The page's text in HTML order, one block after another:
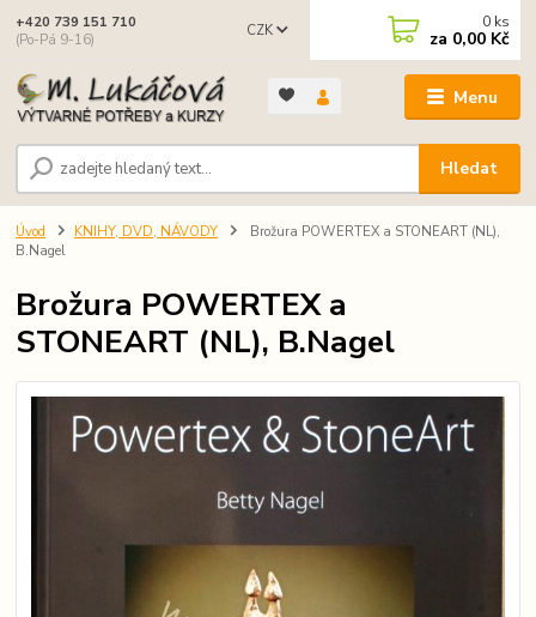
Menu
CZK
Hledat
+420 739 151 710
(Po-Pá 9-16)
0 ks
za 0,00 Kč
Úvod KNIHY, DVD, NÁVODY
Brožura POWERTEX a STONEART (NL),
B.Nagel
Brožura POWERTEX a
STONEART (NL), B.Nagel